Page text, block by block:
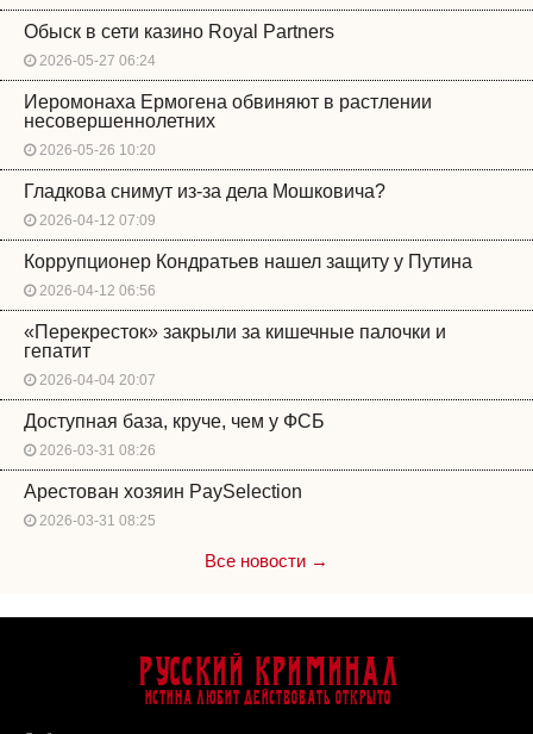
Обыск в сети казино Royal Partners
2026-05-27 06:24
Иеромонаха Ермогена обвиняют в растлении
несовершеннолетних
2026-05-26 10:20
Гладкова снимут из-за дела Мошковича?
2026-04-12 07:09
Коррупционер Кондратьев нашел защиту у Путина
2026-04-12 06:56
«Перекресток» закрыли за кишечные палочки и
гепатит
2026-04-04 20:07
Доступная база, круче, чем у ФСБ
2026-03-31 08:26
Арестован хозяин PaySelection
2026-03-31 08:25
Все новости →
Русский Криминал
Истина любит действовать открыто